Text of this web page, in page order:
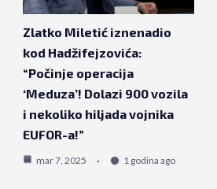
Zlatko Miletić iznenadio
kod Hadžifejzovića:
“Počinje operacija
‘Meduza’! Dolazi 900 vozila
i nekoliko hiljada vojnika
EUFOR-a!”
mar 7, 2025 1 godina ago